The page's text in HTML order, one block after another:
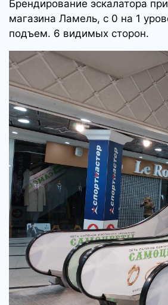
Брендирование эскалатора
магазина Ламель, с 0 на 1
подъем. 6 видимых сторон.